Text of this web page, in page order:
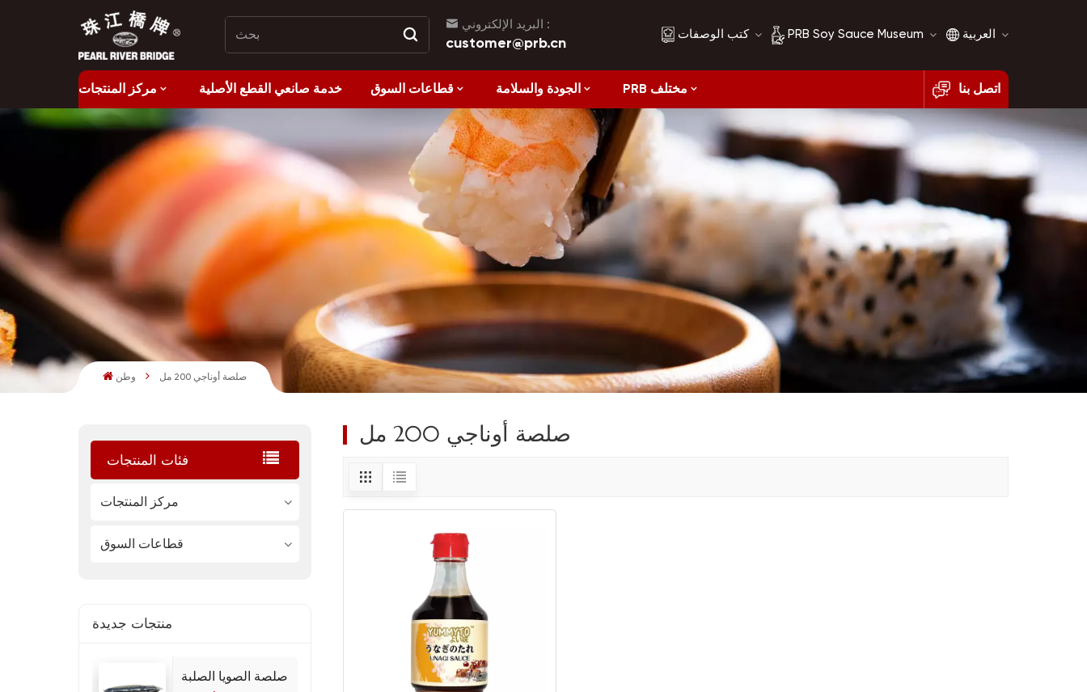
البريد الإلكتروني :
customer@prb.cn كتب الوصفات
الوصفات
الأكل الصحي
PRB Soy Sauce Museum
تاريخ صلصة الصويا
مقارنة صلصة الصويا
العربية
English
français
العربية
مركز المنتجات خدمة صانعي القطع الأصلية قطاعات السوق الجودة والسلامة PRB مختلف اتصل بنا
وطن صلصة أوناجي 200 مل
فئات المنتجات
مركز المنتجات
قطاعات السوق
منتجات جديدة
صلصة الصويا الصلبة
صلصة أوناجي 200 مل